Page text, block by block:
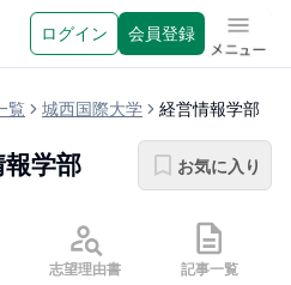
ログイン 会員登録 メニュ
覧 城西国際大学 経営情報学部
学部 お気に入り
志望理由書 記事一覧